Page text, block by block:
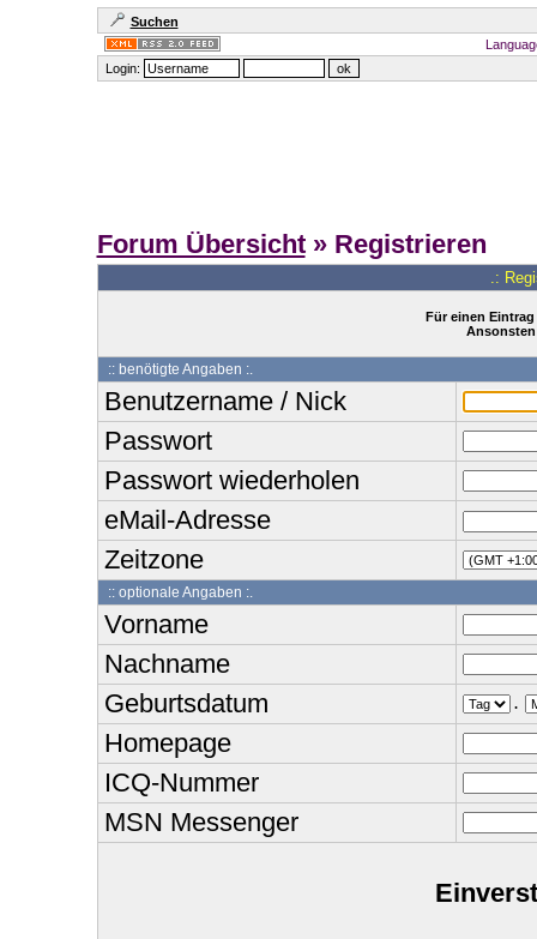
Suchen
Login:
Forum Übersicht» Registrieren
.:
Für einen
:: benötigte Angaben :.
Benutzername / Nick
Passwort
Passwort wiederholen
eMail-Adresse
Zeitzone
:: optionale Angaben :.
Vorname
Nachname
Geburtsdatum
.
Homepage
ICQ-Nummer
MSN Messenger